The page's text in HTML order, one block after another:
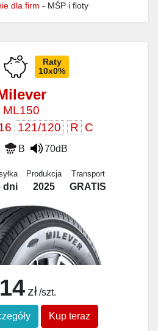
dla firm - MŚP i floty
Raty
10x0%
ML150
121/120 R C
B 70dB
dni
Produkcja
2025
Transport
GRATIS
zł /szt.
Kup teraz